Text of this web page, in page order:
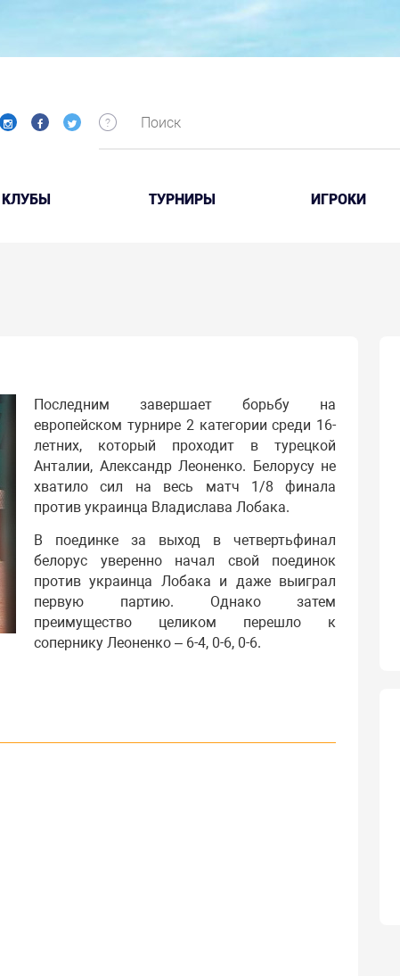
КЛУБЫ ТУРНИРЫ ИГРОКИ
Последним завершает борьбу на
европейском турнире 2 категории среди 16-
летних, который проходит в турецкой
Анталии, Александр Леоненко. Белорусу не
хватило сил на весь матч 1/8 финала
против украинца Владислава Лобака.
В поединке за выход в четвертьфинал
белорус уверенно начал свой поединок
против украинца Лобака и даже выиграл
первую партию. Однако затем
преимущество целиком перешло к
сопернику Леоненко – 6-4, 0-6, 0-6.